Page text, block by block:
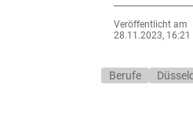
Veröffentlicht am
28.11.2023, 16:21
Berufe